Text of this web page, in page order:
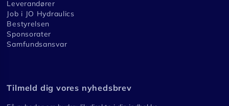
Leverandører
Job i JO Hydraulics
Bestyrelsen
Sponsorater
Samfundsansvar
Tilmeld dig vores nyhedsbrev